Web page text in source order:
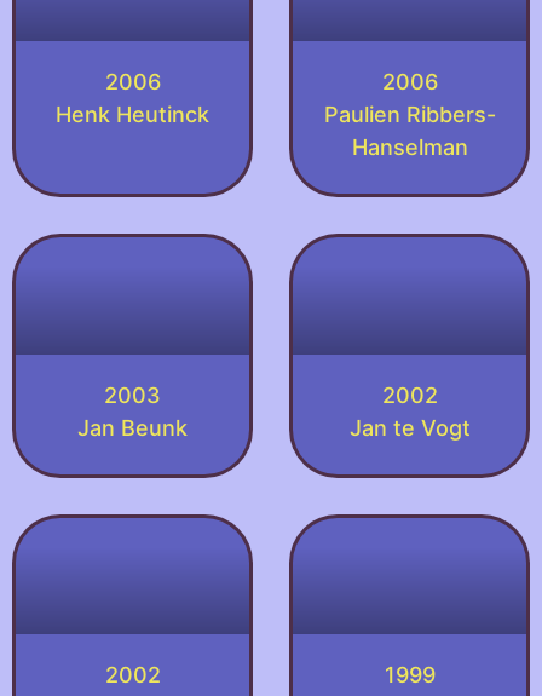
2006
Henk Heutinck
2006
Paulien Ribbers-
Hanselman
2003
Jan Beunk
2002
Jan te Vogt
2002
1999